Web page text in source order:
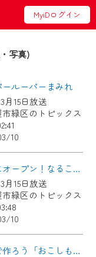
MyiDログイン
写真)
ールーパーまみれ
月15日放送
緑区のトピックス
10
【緑区】ついにオープン！なるこアパートメント
月15日放送
緑区のトピックス
10
【緑区】親子で作ろう「おこしもん」
TV』は2024
す！
いの地域
ら、いつ
地域情報